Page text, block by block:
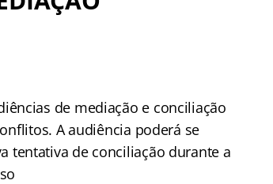
de mediação e conciliação
A audiência poderá se
tentativa de conciliação durante a